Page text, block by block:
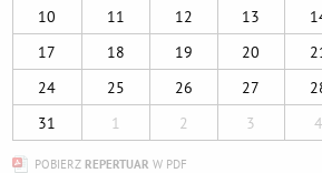
10
11 12 13
17
18 19 20
24
25 26 27
31
1 2 3 4
POBIERZ REPERTUAR W PDF